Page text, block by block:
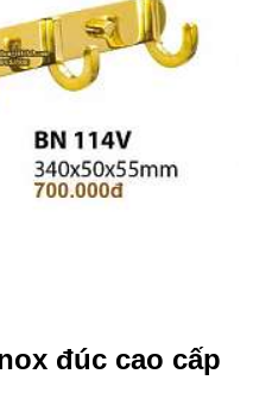
đúc cao cấp